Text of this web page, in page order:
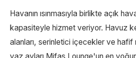
Havanın ısınmasıyla birlikte açık
kapasiteyle hizmet veriyor. Havuz
alanları, serinletici içecekler ve